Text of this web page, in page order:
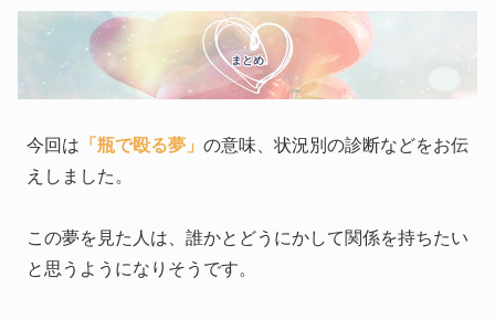
まとめ
今回は 「瓶で殴る夢」 の意味、状況別の診断などをお伝
えしました。
この夢を見た人は、誰かとどうにかして関係を持ちたい
と思うようになりそうです。